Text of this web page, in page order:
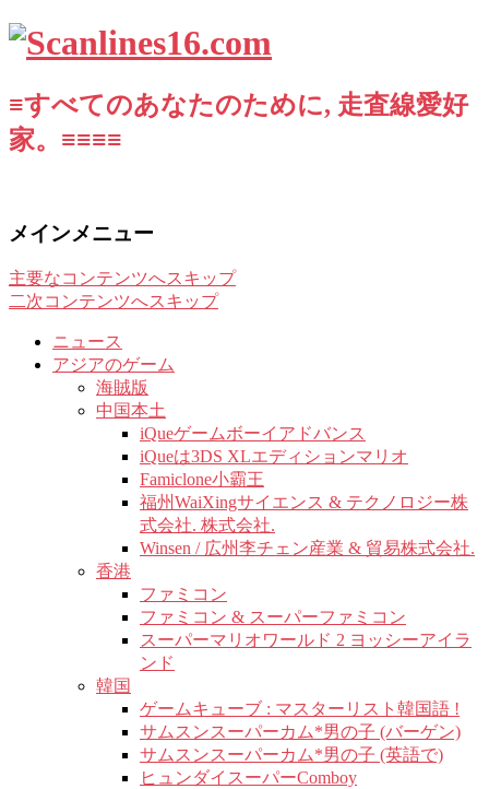
≡すべてのあなたのために, 走査線愛好
家。≡≡≡≡
メインメニュー
主要なコンテンツへスキップ
二次コンテンツへスキップ
ニュース
アジアのゲーム
海賊版
中国本土
iQueゲームボーイアドバンス
iQueは3DS XLエディションマリオ
Famiclone小霸王
福州WaiXingサイエンス & テクノロジー株
式会社. 株式会社.
Winsen / 広州李チェン産業 & 貿易株式会社.
香港
ファミコン
ファミコン & スーパーファミコン
スーパーマリオワールド 2 ヨッシーアイラ
ンド
韓国
ゲームキューブ : マスターリスト韓国語 !
サムスンスーパーカム*男の子 (バーゲン)
サムスンスーパーカム*男の子 (英語で)
ヒュンダイスーパーComboy